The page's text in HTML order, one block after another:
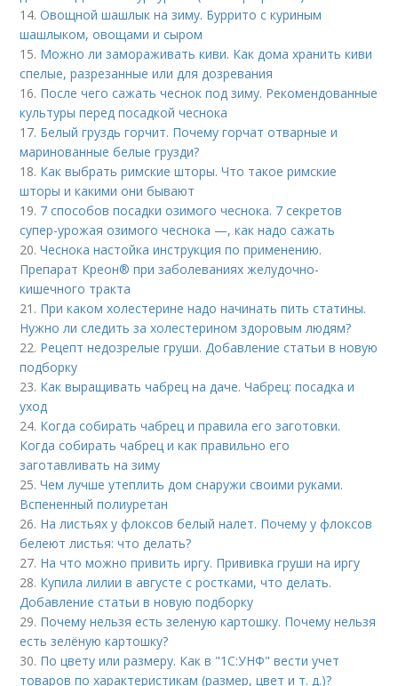
14.Овощной шашлык на зиму. Буррито с куриным
шашлыком, овощами и сыром
15. Можно ли замораживать киви. Как дома хранить киви
спелые, разрезанные или для дозревания
16. После чего сажать чеснок под зиму. Рекомендованные
культуры перед посадкой чеснока
17. Белый груздь горчит. Почему горчат отварные и
маринованные белые грузди?
18. Как выбрать римские шторы. Что такое римские
шторы и какими они бывают
19. 7 способов посадки озимого чеснока. 7 секретов
супер-урожая озимого чеснока —, как надо сажать
20.Чеснока настойка инструкция по применению.
Препарат Креон® при заболеваниях желудочно-
кишечного тракта
21. При каком холестерине надо начинать пить статины.
Нужно ли следить за холестерином здоровым людям?
22. Рецепт недозрелые груши. Добавление статьи в новую
подборку
23. Как выращивать чабрец на даче. Чабрец: посадка и
уход
24. Когда собирать чабрец и правила его заготовки.
Когда собирать чабрец и как правильно его
заготавливать на зиму
25.Чем лучше утеплить дом снаружи своими руками.
Вспененный полиуретан
26. На листьях у флоксов белый налет. Почему у флоксов
белеют листья: что делать?
27. На что можно привить иргу. Прививка груши на иргу
28. Купила лилии в августе с ростками, что делать.
Добавление статьи в новую подборку
29. Почему нельзя есть зеленую картошку. Почему нельзя
есть зелёную картошку?
30. По цвету или размеру. Как в "1С:УНФ" вести учет
товаров по характеристикам (размер, цвет и т. д.)?